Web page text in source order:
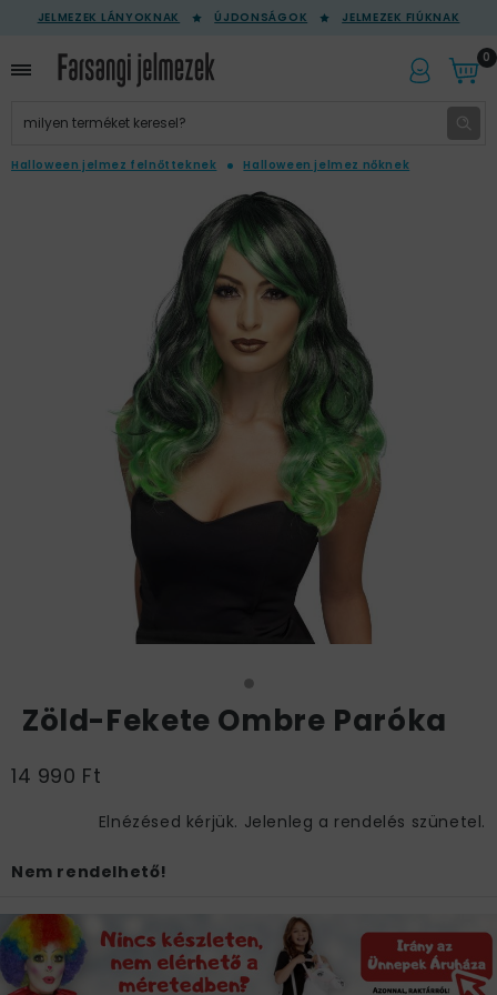
JELMEZEK LÁNYOKNAK ÚJDONSÁGOK JELMEZEK FIÚKNAK
0
Halloween jelmez felnőtteknek Halloween jelmez nőknek
Zöld-Fekete Ombre Paróka
14 990 Ft
Elnézésed kérjük. Jelenleg a rendelés szünetel.
Nem rendelhető!